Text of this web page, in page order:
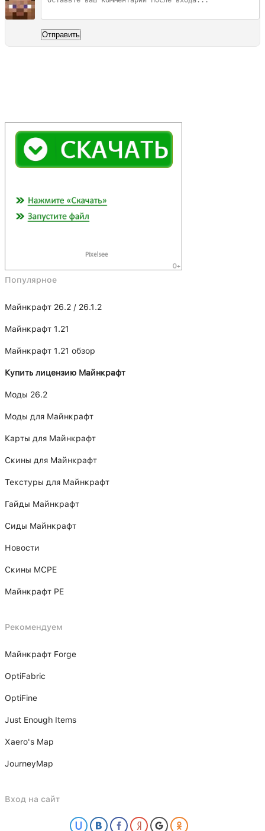
Отправить
Популярное
Майнкрафт 26.2 / 26.1.2
Майнкрафт 1.21
Майнкрафт 1.21 обзор
Купить лицензию Майнкрафт
Моды 26.2
Моды для Майнкрафт
Карты для Майнкрафт
Скины для Майнкрафт
Текстуры для Майнкрафт
Гайды Майнкрафт
Сиды Майнкрафт
Новости
Скины MCPE
Майнкрафт PE
Рекомендуем
Майнкрафт Forge
OptiFabric
OptiFine
Just Enough Items
Xаero's Mаp
JourneyMap
Вход на сайт